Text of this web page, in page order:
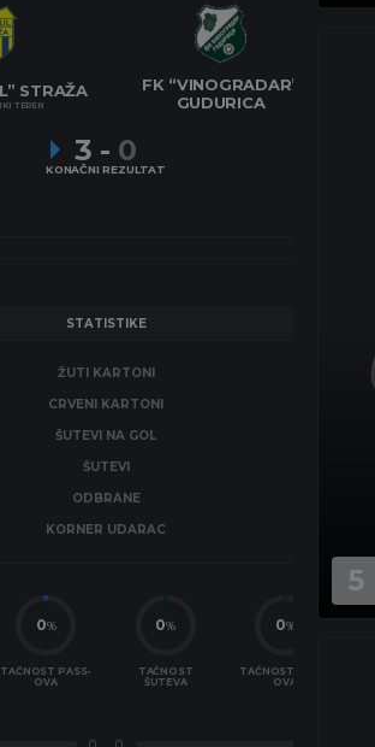
5
STRAŽA
TEREN
FK “VINOGRADAR”
GUDURICA
3 - 0
KONAČNI REZULTAT
STATISTIKE
ŽUTI KARTONI
CRVENI KARTONI
ŠUTEVI NA GOL
ŠUTEVI
ODBRANE
KORNER UDARAC
0%
TAČNOST PASS-
OVA
0%
TAČNOST
ŠUTEVA
0%
TAČNOST PASS-
OVA